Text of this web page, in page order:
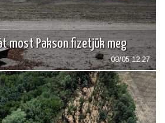
most Pakson fizetjük meg
08/05 12:27